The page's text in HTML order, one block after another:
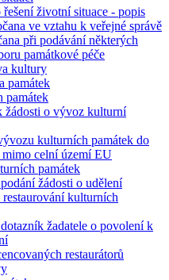
životní situace - popis
ve vztahu k veřejné správě
při podávání některých
památkové péče
kultury
památek
památek
žádosti o vývoz kulturní
kulturních památek do
mimo celní území EU
památek
žádosti o udělení
kulturních
žadatele o povolení k
restaurátorů